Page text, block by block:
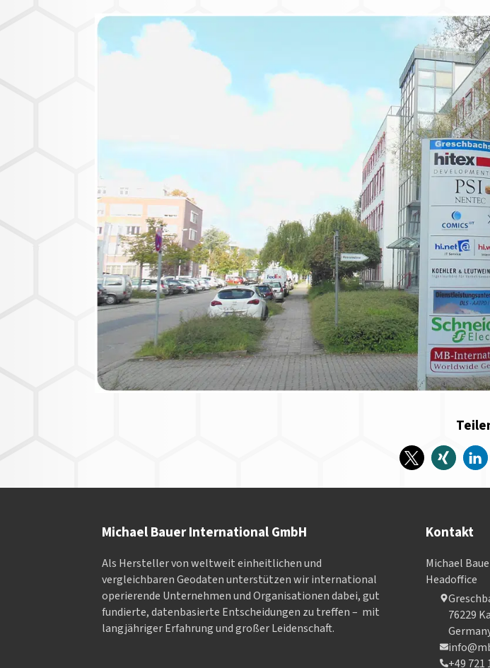
Michael Bauer International GmbH
Als Hersteller von weltweit einheitlichen und
vergleichbaren Geodaten un­ter­stüt­zen wir in­ter­na­tional
ope­rieren­de Un­ter­neh­men und Or­ga­nisa­tionen dabei, gut
fundierte, datenbasierte Entscheidungen zu treffen – mit
langjähriger Erfahrung und großer Leidenschaft.
Kontakt
Michael
Headoffice
76229
+49 721